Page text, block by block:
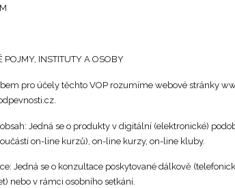
POJMY, INSTITUTY A OSOBY
pro účely těchto VOP rozumíme webové stránky
Jedná se o produkty v digitální (elektronické)
on-line kurzů), on-line kurzy, on-line kluby.
Jedná se o konzultace poskytované dálkově
nebo v rámci osobního setkání.